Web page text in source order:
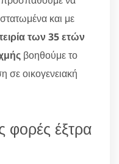
και με
των 35 ετών
βοηθούμε το
σε οικογενειακή
φορές έξτρα